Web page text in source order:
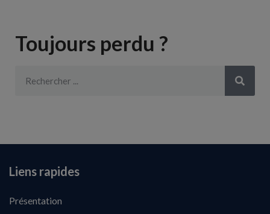
Toujours perdu ?
Liens rapides
Présentation